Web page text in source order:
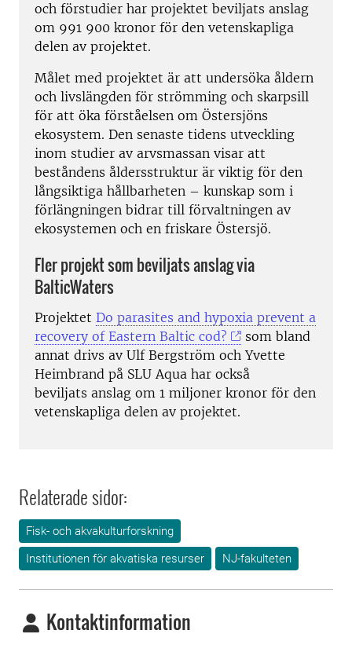
och förstudier har projektet beviljats anslag
om 991 900 kronor för den vetenskapliga
delen av projektet.
Målet med projektet är att undersöka åldern
och livslängden för strömming och skarpsill
för att öka förståelsen om Östersjöns
ekosystem. Den senaste tidens utveckling
inom studier av arvsmassan visar att
beståndens åldersstruktur är viktig för den
långsiktiga hållbarheten – kunskap som i
förlängningen bidrar till förvaltningen av
ekosystemen och en friskare Östersjö.
Fler projekt som beviljats anslag via
BalticWaters
Projektet Do parasites and hypoxia prevent a
recovery of Eastern Baltic cod?
som bland
annat drivs av Ulf Bergström och Yvette
Heimbrand på SLU Aqua har också
beviljats anslag om 1 miljoner kronor för den
vetenskapliga delen av projektet.
Relaterade sidor:
Fisk- och akvakulturforskning
Institutionen för akvatiska resurser
NJ-fakulteten
Kontaktinformation